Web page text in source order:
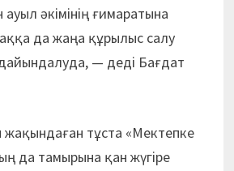
ауыл әкімінің ғимаратына
да жаңа құрылыс салу
— деді Бағдат
тұста «Мектепке
да тамырына қан жүгіре